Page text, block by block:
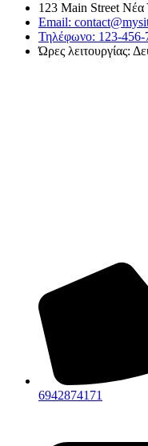
123 Main Street
Email:
Τηλέφωνο: 123-456-
Ώρες λειτουργίας:
6942874171